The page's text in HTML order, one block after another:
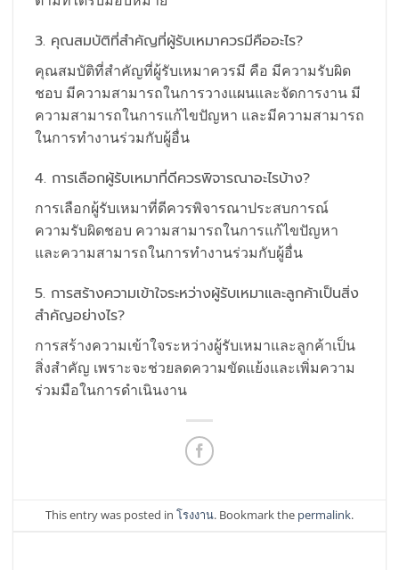
3. คุณสมบัติที่สำคัญที่ผู้รับเหมาควรมีคืออะไร?
คุณสมบัติที่สำคัญที่ผู้รับเหมาควรมี คือ มีความรับผิด
ชอบ มีความสามารถในการวางแผนและจัดการงาน มี
ความสามารถในการแก้ไขปัญหา และมีความสามารถ
ในการทำงานร่วมกับผู้อื่น
4. การเลือกผู้รับเหมาที่ดีควรพิจารณาอะไรบ้าง?
การเลือกผู้รับเหมาที่ดีควรพิจารณาประสบการณ์
ความรับผิดชอบ ความสามารถในการแก้ไขปัญหา
และความสามารถในการทำงานร่วมกับผู้อื่น
5. การสร้างความเข้าใจระหว่างผู้รับเหมาและลูกค้าเป็นสิ่ง
สำคัญอย่างไร?
การสร้างความเข้าใจระหว่างผู้รับเหมาและลูกค้าเป็น
สิ่งสำคัญ เพราะจะช่วยลดความขัดแย้งและเพิ่มความ
ร่วมมือในการดำเนินงาน
This entry was posted in โรงงาน. Bookmark the permalink.